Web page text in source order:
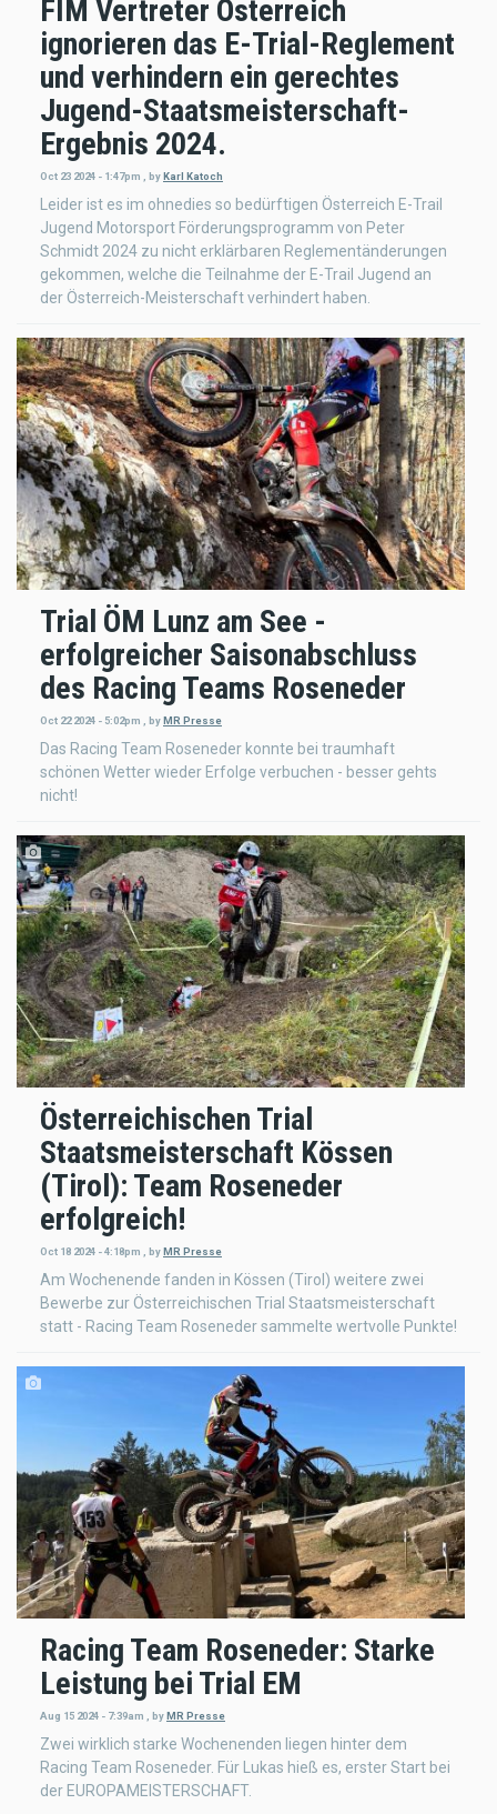
FIM Vertreter Österreich
ignorieren das E-Trial-Reglement
und verhindern ein gerechtes
Jugend-Staatsmeisterschaft-
Ergebnis 2024.
Oct 23 2024 - 1:47pm byKarl Katoch
Leider ist es im ohnedies so bedürftigen Österreich E-Trail
Jugend Motorsport Förderungsprogramm von Peter
Schmidt 2024 zu nicht erklärbaren Reglementänderungen
gekommen, welche die Teilnahme der E-Trail Jugend an
der Österreich-Meisterschaft verhindert haben.
Trial ÖM Lunz am See -
erfolgreicher Saisonabschluss
des Racing Teams Roseneder
Oct 22 2024 - 5:02pm byMR Presse
Das Racing Team Roseneder konnte bei traumhaft
schönen Wetter wieder Erfolge verbuchen - besser gehts
nicht!
Österreichischen Trial
Staatsmeisterschaft Kössen
(Tirol): Team Roseneder
erfolgreich!
Oct 18 2024 - 4:18pm , byMR Presse
Am Wochenende fanden in Kössen (Tirol) weitere zwei
Bewerbe zur Österreichischen Trial Staatsmeisterschaft
statt - Racing Team Roseneder sammelte wertvolle Punkte!
Racing Team Roseneder: Starke
Leistung bei Trial EM
Aug 15 2024 - 7:39am , byMR Presse
Zwei wirklich starke Wochenenden liegen hinter dem
Racing Team Roseneder. Für Lukas hieß es, erster Start bei
der EUROPAMEISTERSCHAFT.